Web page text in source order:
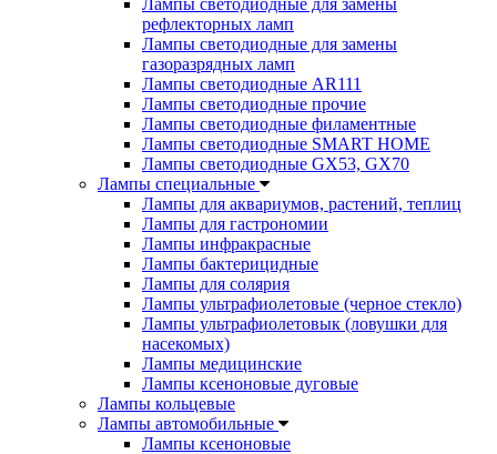
Лампы светодиодные для замены
рефлекторных ламп
Лампы светодиодные для замены
газоразрядных ламп
Лампы светодиодные AR111
Лампы светодиодные прочие
Лампы светодиодные филаментные
Лампы светодиодные SMART HOME
Лампы светодиодные GX53, GX70
Лампы специальные
Лампы для аквариумов, растений, теплиц
Лампы для гастрономии
Лампы инфракрасные
Лампы бактерицидные
Лампы для солярия
Лампы ультрафиолетовые (черное стекло)
Лампы ультрафиолетовык (ловушки для
насекомых)
Лампы медицинские
Лампы ксеноновые дуговые
Лампы кольцевые
Лампы автомобильные
Лампы ксеноновые